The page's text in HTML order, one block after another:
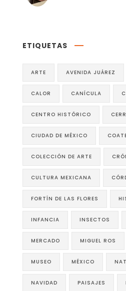
ETIQUETAS
ARTE AVENIDA JUÁREZ
CALOR CANÍCULA
CENTRO HISTÓRICO
CIUDAD DE MÉXICO
COLECCIÓN DE ARTE
CULTURA MEXICANA
FORTÍN DE LAS FLORES
INFANCIA INSECTOS
MERCADO MIGUEL ROS
MUSEO MÉXICO
NAVIDAD PAISAJES